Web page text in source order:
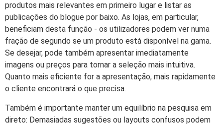
produtos mais relevantes em primeiro lugar e listar as
publicações do blogue por baixo. As lojas, em particular,
beneficiam desta função - os utilizadores podem ver numa
fração de segundo se um produto está disponível na gama.
Se desejar, pode também apresentar imediatamente
imagens ou preços para tornar a seleção mais intuitiva.
Quanto mais eficiente for a apresentação, mais rapidamente
o cliente encontrará o que precisa.
Também é importante manter um equilíbrio na pesquisa em
direto: Demasiadas sugestões ou layouts confusos podem